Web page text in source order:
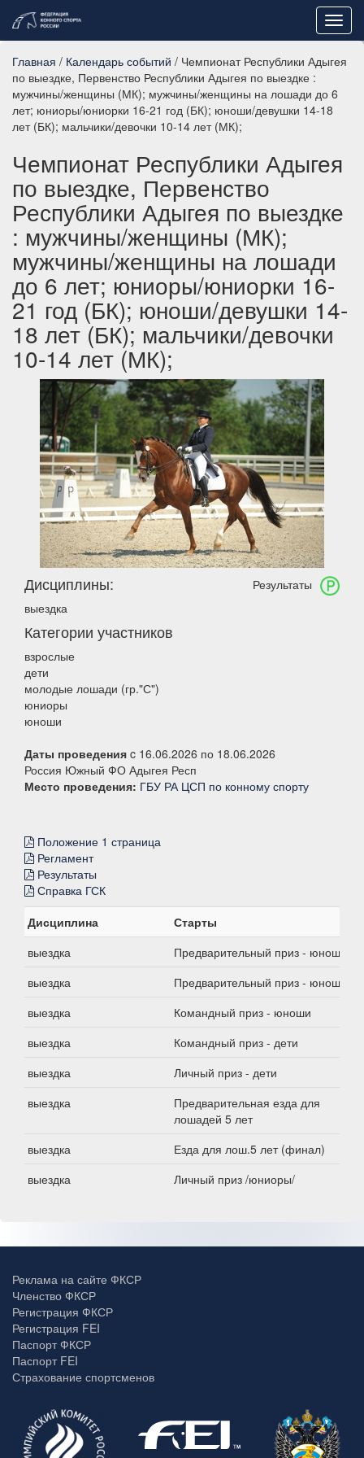
Главная / Календарь событий / Чемпионат Республики Адыгея
по выездке, Первенство Республики Адыгея по выездке :
мужчины/женщины (МК); мужчины/женщины на лошади до 6
лет; юниоры/юниорки 16-21 год (БК); юноши/девушки 14-18
лет (БК); мальчики/девочки 10-14 лет (МК);
Чемпионат Республики Адыгея
по выездке, Первенство
Республики Адыгея по выездке
: мужчины/женщины (МК);
мужчины/женщины на лошади
до 6 лет; юниоры/юниорки 16-
21 год (БК); юноши/девушки 14-
18 лет (БК); мальчики/девочки
10-14 лет (МК);
Результаты
Дисциплины:
выездка
Категории участников
взрослые
дети
молодые лошади (гр."С")
юниоры
юноши
Даты проведения c 16.06.2026 по 18.06.2026
Россия Южный ФО Адыгея Респ
Место проведения: ГБУ РА ЦСП по конному спорту
Положение 1 страница
Регламент
Результаты
Справка ГСК
Дисциплина
Старты
выездка
Предварительный приз - юноши
выездка
Предварительный приз - юноши
выездка
Командный приз - юноши
выездка
Командный приз - дети
выездка
Личный приз - дети
выездка
Предварительная езда для
лошадей 5 лет
выездка
Езда для лош.5 лет (финал)
выездка
Личный приз /юниоры/
Реклама на сайте ФКСР
Членство ФКСР
Регистрация ФКСР
Регистрация FEI
Паспорт ФКСР
Паспорт FEI
Страхование спортсменов